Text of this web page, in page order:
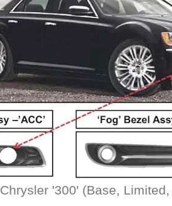
Chrysler '300' (Base,